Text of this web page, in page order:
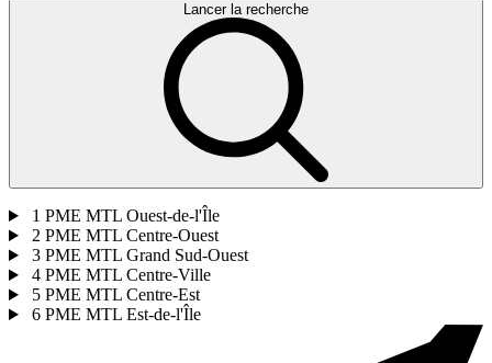
Lancer la recherche
1 PME MTL Ouest-de-l'Île
2 PME MTL Centre-Ouest
3 PME MTL Grand Sud-Ouest
4 PME MTL Centre-Ville
5 PME MTL Centre-Est
6 PME MTL Est-de-l'Île